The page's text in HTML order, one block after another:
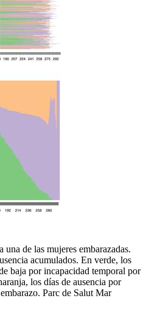
de las mujeres embarazadas.
acumulados. En verde, los
baja por incapacidad temporal por
los días de ausencia por
Parc de Salut Mar